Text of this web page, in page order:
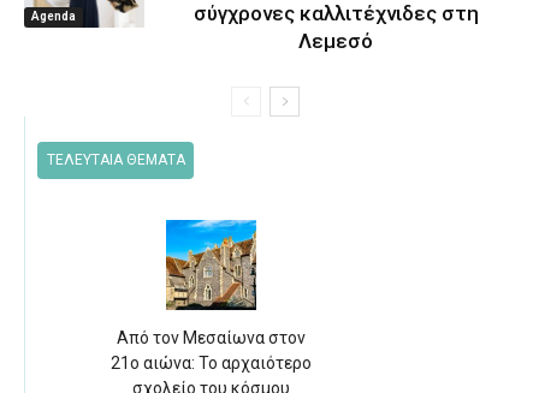
Agenda
σύγχρονες καλλιτέχνιδες στη
Λεμεσό
ΤΕΛΕΥΤΑΙΑ ΘΕΜΑΤΑ
Από τον Μεσαίωνα στον
21ο αιώνα: Το αρχαιότερο
σχολείο του κόσμου